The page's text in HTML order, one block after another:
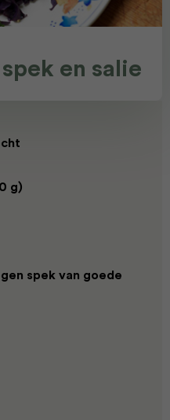
en salie
g)
spek van goede